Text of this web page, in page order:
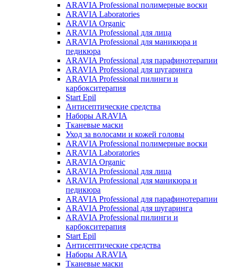
ARAVIA Professional полимерные воски
ARAVIA Laboratories
ARAVIA Organic
ARAVIA Professional для лица
ARAVIA Professional для маникюра и
педикюра
ARAVIA Professional для парафинотерапии
ARAVIA Professional для шугаринга
ARAVIA Professional пилинги и
карбокситерапия
Start Epil
Антисептические средства
Наборы ARAVIA
Тканевые маски
Уход за волосами и кожей головы
ARAVIA Professional полимерные воски
ARAVIA Laboratories
ARAVIA Organic
ARAVIA Professional для лица
ARAVIA Professional для маникюра и
педикюра
ARAVIA Professional для парафинотерапии
ARAVIA Professional для шугаринга
ARAVIA Professional пилинги и
карбокситерапия
Start Epil
Антисептические средства
Наборы ARAVIA
Тканевые маски